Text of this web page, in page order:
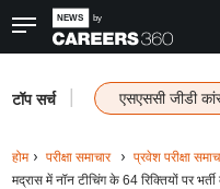
टॉप सर्च एसएससी जीडी
होम परीक्षा समाचार प्रवेश परीक्षा
मद्रास में नॉन टीचिंग के 64 रिक्तियों पर